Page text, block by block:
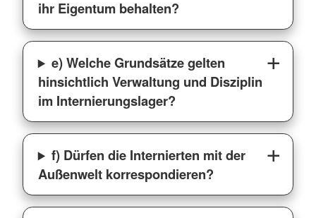
ihr Eigentum behalten?
e) Welche Grundsätze gelten
hinsichtlich Verwaltung und Disziplin
im Internierungslager?
f) Dürfen die Internierten mit der
Außenwelt korrespondieren?